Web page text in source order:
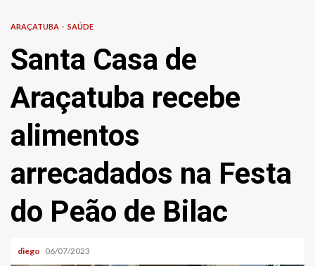
ARAÇATUBA SAÚDE
Santa Casa de
Araçatuba recebe
alimentos
arrecadados na Festa
do Peão de Bilac
diego 06/07/2023